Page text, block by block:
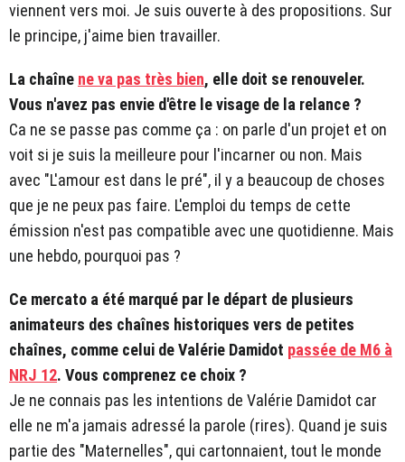
viennent vers moi. Je suis ouverte à des propositions. Sur
le principe, j'aime bien travailler.
La chaîne ne va pas très bien, elle doit se renouveler.
Vous n'avez pas envie d'être le visage de la relance ?
Ca ne se passe pas comme ça : on parle d'un projet et on
voit si je suis la meilleure pour l'incarner ou non. Mais
avec "L'amour est dans le pré", il y a beaucoup de choses
que je ne peux pas faire. L'emploi du temps de cette
émission n'est pas compatible avec une quotidienne. Mais
une hebdo, pourquoi pas ?
Ce mercato a été marqué par le départ de plusieurs
animateurs des chaînes historiques vers de petites
chaînes, comme celui de Valérie Damidot passée de M6 à
NRJ 12. Vous comprenez ce choix ?
Je ne connais pas les intentions de Valérie Damidot car
elle ne m'a jamais adressé la parole (rires). Quand je suis
partie des "Maternelles", qui cartonnaient, tout le monde